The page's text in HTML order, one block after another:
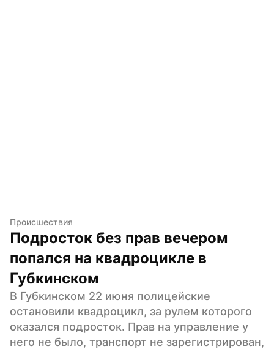
Происшествия
Подросток без прав вечером
попался на квадроцикле в
Губкинском
В Губкинском 22 июня полицейские
остановили квадроцикл, за рулем которого
оказался подросток. Прав на управление у
него не было, транспорт не зарегистрирован,